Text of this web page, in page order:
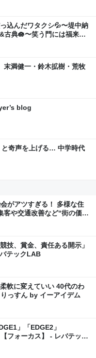
込んだワタクシ💦〜堤中納
古典🪷〜笑う門には福来る
末満健一・鈴木拡樹・荒牧
blog
と奇声を上げる… 中学時代
がアツすぎる！ 多様な住
客や交通改善など“街の価値
、賞金、責任ある開示」
テックLAB
軟に変えていい 40代のわ
っすん by イーアイデム
」「EDGE2」
フォーカス】 - レバテック